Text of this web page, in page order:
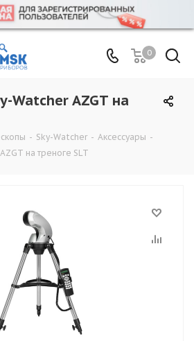
0
Watcher AZGT на
- Sky-Watcher - Аксессуары -
на треноге SLT